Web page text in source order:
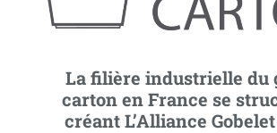
La filière industrielle du
carton en France se
créant L’Alliance